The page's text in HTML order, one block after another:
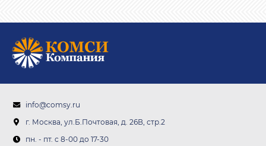
info@comsy.ru
г. Москва, ул.Б.Почтовая, д. 26В, стр.2
пн. - пт. c 8-00 до 17-30